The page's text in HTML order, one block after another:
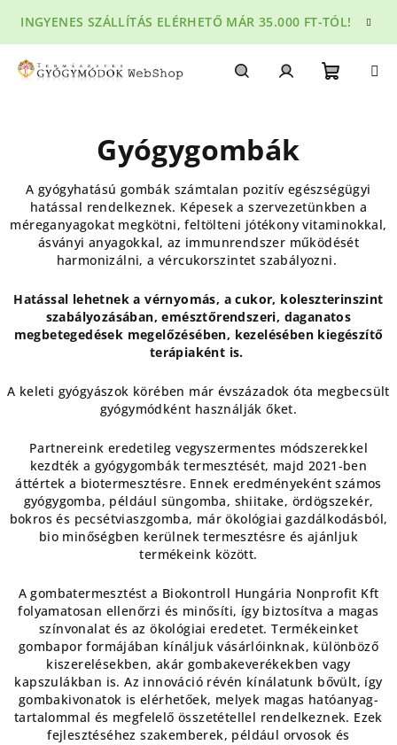
fő
tartalomhoz
INGYENES SZÁLLÍTÁS ELÉRHETŐ MÁR 35.000 FT-TÓL!
Gyógygombák
A gyógyhatású gombák számtalan pozitív egészségügyi
hatással rendelkeznek. Képesek a szervezetünkben a
méreganyagokat megkötni, feltölteni jótékony vitaminokkal,
ásványi anyagokkal, az immunrendszer működését
harmonizálni, a vércukorszintet szabályozni.
Hatással lehetnek a vérnyomás, a cukor, koleszterinszint
szabályozásában, emésztőrendszeri, daganatos
megbetegedések megelőzésében, kezelésében kiegészítő
terápiaként is.
A keleti gyógyászok körében már évszázadok óta megbecsült
gyógymódként használják őket.
Partnereink eredetileg vegyszermentes módszerekkel
kezdték a gyógygombák termesztését, majd 2021-ben
áttértek a biotermesztésre. Ennek eredményeként számos
gyógygomba, például süngomba, shiitake, ördögszekér,
bokros és pecsétviaszgomba, már ökológiai gazdálkodásból,
bio minőségben kerülnek termesztésre és ajánljuk
termékeink között.
A gombatermesztést a Biokontroll Hungária Nonprofit Kft
folyamatosan ellenőrzi és minősíti, így biztosítva a magas
színvonalat és az ökológiai eredetet. Termékeinket
gombapor formájában kínáljuk vásárlóinknak, különböző
kiszerelésekben, akár gombakeverékekben vagy
kapszulákban is. Az innováció révén kínálatunk bővült, így
gombakivonatok is elérhetőek, melyek magas hatóanyag-
tartalommal és megfelelő összetétellel rendelkeznek. Ezek
fejlesztéséhez szakemberek, például orvosok és